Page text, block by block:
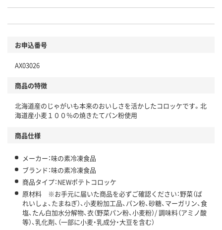
お申込番号
AX03026
商品の特徴
北海道産のじゃがいも本来のおいしさを活かしたコロッケです。北
海道産小麦１００％の焼きたてパン粉使用
商品仕様
メーカー：味の素冷凍食品
ブランド：味の素冷凍食品
商品タイプ：NEWポテトコロッケ
原材料 ※お手元に届いた商品を必ずご確認ください：野菜（ば
れいしょ、たまねぎ）、小麦粉加工品、パン粉、砂糖、マーガリン、食
塩、たん白加水分解物、衣（野菜パン粉、小麦粉）/ 調味料（アミノ酸
等）、乳化剤、（一部に小麦・乳成分・大豆を含む）